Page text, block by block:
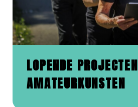
LOPENDE PROJECTEN
AMATEURKUNSTEN